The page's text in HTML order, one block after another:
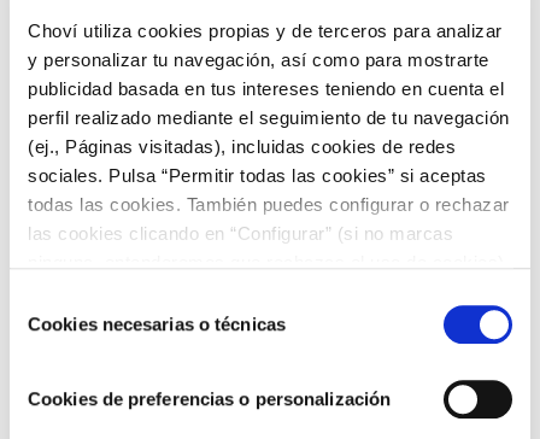
Choví utiliza cookies propias y de terceros para analizar
y personalizar tu navegación, así como para mostrarte
publicidad basada en tus intereses teniendo en cuenta el
perfil realizado mediante el seguimiento de tu navegación
(ej., Páginas visitadas), incluidas cookies de redes
sociales. Pulsa “Permitir todas las cookies” si aceptas
todas las cookies. También puedes configurar o rechazar
las cookies clicando en “Configurar” (si no marcas
COOKIES.
deCookies necesarias o técnicas
Cookies de preferencias o personalización
Estos son solo algunos ejemplos deideas rápidas y sencillas
de preparar para después de cada entrenamiento.
Si quieres saber cuáles son los mejores alimentos para
comer tras cada sesión para tu caso concretote
recomendamos que visites un médico nutricionista.
Y es que, nada mejor que la ayuda de un profesional
especializado en alimentación deportiva para que, teniendo
en cuenta tus características físicas, el tipo de trabajo físico